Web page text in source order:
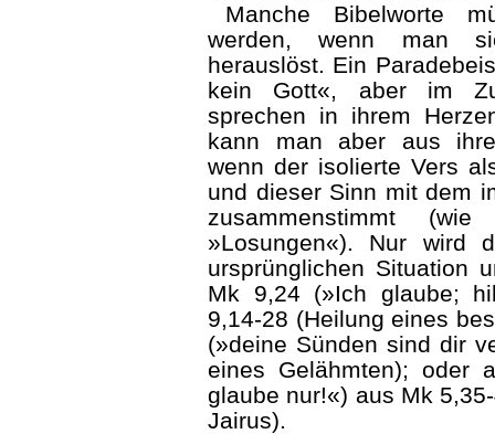
Manche Bibelworte
werden, wenn man
herauslöst. Ein
kein Gott«, aber im
sprechen in ihrem
kann man aber aus
wenn der isolierte Vers
und dieser Sinn mit dem
zusam­menstimmt
»Losungen«). Nur wird
ursprünglichen Situation
Mk 9,24 (»Ich glaube;
9,14-28 (Heilung eines
(»deine Sünden sind dir
eines Gelähmten); oder
glaube nur!«) aus Mk
Jairus).